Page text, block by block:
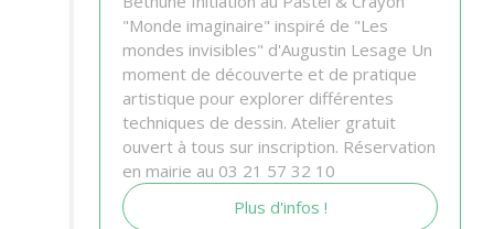
"Monde imaginaire" inspiré de "Les
mondes invisibles" d'Augustin Lesage Un
moment de découverte et de pratique
artistique pour explorer différentes
techniques de dessin. Atelier gratuit
ouvert à tous sur inscription. Réservation
en mairie au 03 21 57 32 10
Plus d'infos !